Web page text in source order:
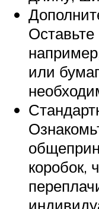
Оставьте
или
коробок,